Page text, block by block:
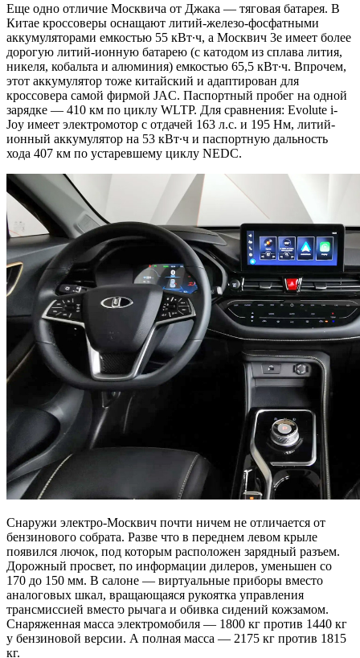
Еще одно отличие Москвича от Джака — тяговая батарея. В
Китае кроссоверы оснащают литий-железо-фосфатными
аккумуляторами емкостью 55 кВт∙ч, а Москвич 3е имеет более
дорогую литий-ионную батарею (с катодом из сплава лития,
никеля, кобальта и алюминия) емкостью 65,5 кВт∙ч. Впрочем,
этот аккумулятор тоже китайский и адаптирован для
кроссовера самой фирмой JAC. Паспортный пробег на одной
зарядке — 410 км по циклу WLTP. Для сравнения: Evolute i-
Joy имеет электромотор с отдачей 163 л.с. и 195 Нм, литий-
ионный аккумулятор на 53 кВт∙ч и паспортную дальность
хода 407 км по устаревшему циклу NEDC.
Снаружи электро-Москвич почти ничем не отличается от
бензинового собрата. Разве что в переднем левом крыле
появился лючок, под которым расположен зарядный разъем.
Дорожный просвет, по информации дилеров, уменьшен со
170 до 150 мм. В салоне — виртуальные приборы вместо
аналоговых шкал, вращающаяся рукоятка управления
трансмиссией вместо рычага и обивка сидений кожзамом.
Снаряженная масса электромобиля — 1800 кг против 1440 кг
у бензиновой версии. А полная масса — 2175 кг против 1815
кг.